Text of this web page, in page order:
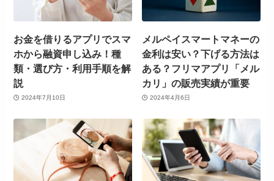
お金を借りるアプリでスマ
ホから融資申し込み！種
類・選び方・利用手順を解
説
2024年7月10日
メルペイスマートマネーの
金利は安い？下げる方法は
ある？フリマアプリ「メル
カリ」の販売実績が重要
2024年4月6日